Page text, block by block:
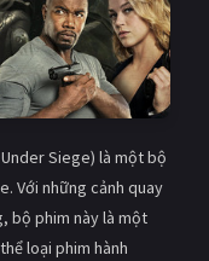
Under Siege) là một bộ
Với những cảnh quay
bộ phim này là một
loại phim hành